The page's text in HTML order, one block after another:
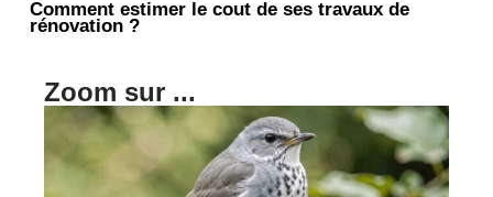
Comment estimer le cout de ses travaux de
rénovation ?
Zoom sur ...